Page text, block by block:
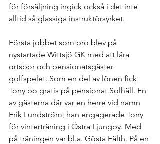
för försäljning ingick också i det inte
alltid så glassiga instruktörsyrket.
Första jobbet som pro blev på
nystartade Wittsjö GK med att lära
ortsbor och pensionatsgäster
golfspelet. Som en del av lönen fick
Tony bo gratis på pensionat Solhäll. En
av gästerna där var en herre vid namn
Erik Lundström, han engagerade Tony
för vinterträning i Östra Ljungby. Med
på träningen var bl.a. Gösta Fälth. På en